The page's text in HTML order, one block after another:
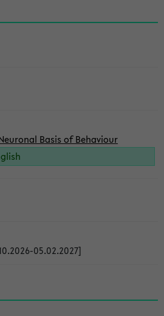
Basis of Behaviour
05.02.2027]